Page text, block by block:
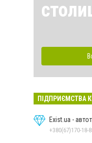
ПІДПРИЄМСТВА
Exist.ua -